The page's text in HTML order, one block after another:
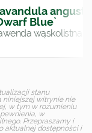
Blue`
wąskolistna
stanu
niniejszej witrynie nie
w tym w rozumieniu
w
Przepraszamy i
aktualnej dostępności i